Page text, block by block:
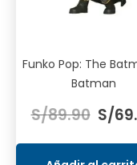
Funko Pop: The
Batman
S/89.90 S/